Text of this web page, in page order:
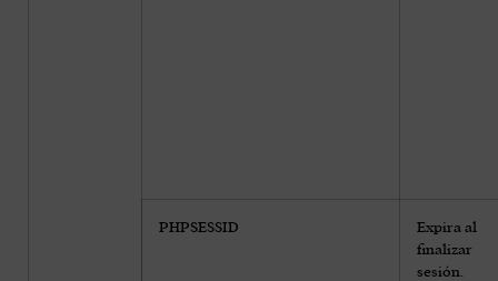
PHPSESSID
Expira al
finalizar
sesión.